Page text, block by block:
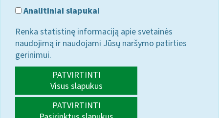
Analitiniai slapukai
Renka statistinę informaciją apie svetainės
naudojimą ir naudojami Jūsų naršymo patirties
gerinimui.
PATVIRTINTI
Visus slapukus
PATVIRTINTI